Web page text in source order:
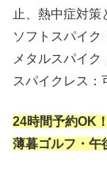
止、熱中症対策
ソフトスパイク
メタルスパイク
スパイクレス：
24時間予約OK
薄暮ゴルフ・午